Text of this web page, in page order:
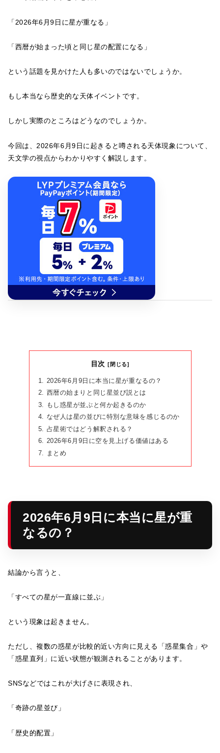
「2026年6月9日に星が重なる」
「西暦が始まった頃と同じ星の配置になる」
という話題を見かけた人も多いのではないでしょうか。
もし本当なら歴史的な天体イベントです。
しかし実際のところはどうなのでしょうか。
今回は、2026年6月9日に起きると噂される天体現象について、
天文学の視点からわかりやすく解説します。
目次
2026年6月9日に本当に星が重なるの？
西暦の始まりと同じ星並び説とは
もし惑星が並ぶと何か起きるのか
なぜ人は星の並びに特別な意味を感じるのか
占星術ではどう解釈される？
2026年6月9日に空を見上げる価値はある
まとめ
2026年6月9日に本当に星が重
なるの？
結論から言うと、
「すべての星が一直線に並ぶ」
という現象は起きません。
ただし、複数の惑星が比較的近い方向に見える「惑星集合」や
「惑星直列」に近い状態が観測されることがあります。
SNSなどではこれが大げさに表現され、
「奇跡の星並び」
「歴史的配置」